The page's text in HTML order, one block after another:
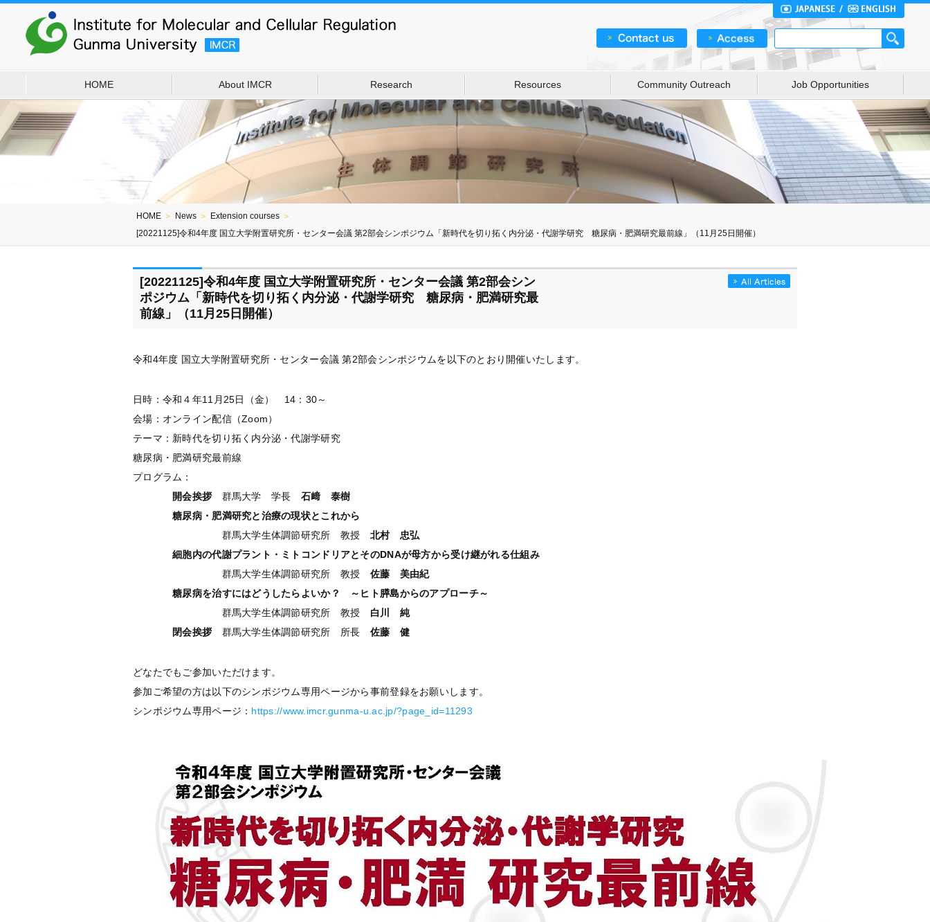
HOME About IMCR Research Resources Community Outreach Job Opportunities
HOME ＞ News ＞ Extension courses ＞
[20221125]令和4年度 国立大学附置研究所・センター会議 第2部会シンポジウム「新時代を切り拓く内分泌・代謝学研究 糖尿病・肥満研究最前線」（11月25日開催）
[20221125]令和4年度 国立大学附置研究所・センター会議 第2部会シン
ポジウム「新時代を切り拓く内分泌・代謝学研究 糖尿病・肥満研究最
前線」（11月25日開催）
令和4年度 国立大学附置研究所・センター会議 第2部会シンポジウムを以下のとおり開催いたします。
日時：令和４年11月25日（金） 14：30～
会場：オンライン配信（Zoom）
テーマ：新時代を切り拓く内分泌・代謝学研究
糖尿病・肥満研究最前線
プログラム：
開会挨拶 群馬大学 学長 石﨑 泰樹
糖尿病・肥満研究と治療の現状とこれから
群馬大学生体調節研究所 教授 北村 忠弘
細胞内の代謝プラント・ミトコンドリアとそのDNAが母方から受け継がれる仕組み
群馬大学生体調節研究所 教授 佐藤 美由紀
糖尿病を治すにはどうしたらよいか？ ～ ヒト膵島からのアプローチ～
群馬大学生体調節研究所 教授 白川
純
閉会挨拶 群馬大学生体調節研究所 所長 佐藤 健
どなたでもご参加いただけます。
参加ご希望の方は以下のシンポジウム専用ページから事前登録をお願いします。
シンポジウム専用ページ： https://www.imcr.gunma-u.ac.jp/?page_id=11293